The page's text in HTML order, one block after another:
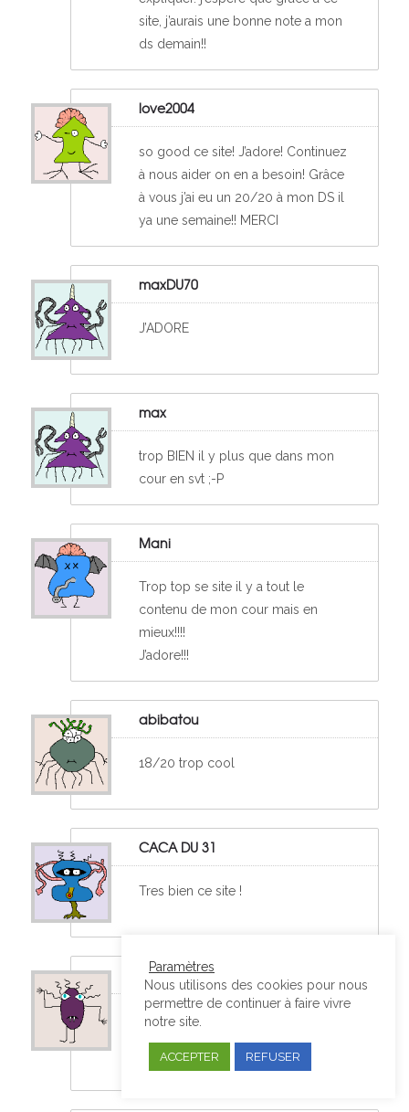
site, j’aurais une bonne note a mon
ds demain!!
love2004
so good ce site! J’adore! Continuez
à nous aider on en a besoin! Grâce
à vous j’ai eu un 20/20 à mon DS il
ya une semaine!! MERCI
maxDU70
J’ADORE
max
trop BIEN il y plus que dans mon
cour en svt ;-P
Mani
Trop top se site il y a tout le
contenu de mon cour mais en
mieux!!!!
J’adore!!!
abibatou
18/20 trop cool
CACA DU 31
Tres bien ce site !
coco
Un grand merci, ce site est génial. Il
m’a permit de mieux comprendre
ma leçon et de l’approfondir.
Paramètres
Nous utilisons des cookies pour nous
permettre de continuer à faire vivre
notre site.
ACCEPTER REFUSER